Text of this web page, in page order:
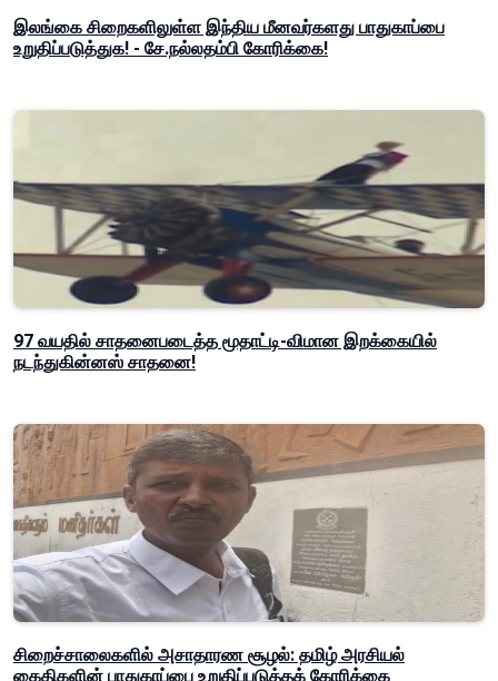
இலங்கை சிறைகளிலுள்ள இந்திய மீனவர்களது பாதுகாப்பை
உறுதிப்படுத்துக! - சே.நல்லதம்பி கோரிக்கை!
97 வயதில் சாதனைபடைத்த மூதாட்டி-விமான இறக்கையில்
நடந்துகின்னஸ் சாதனை!
சிறைச்சாலைகளில் அசாதாரண சூழல்: தமிழ் அரசியல்
கைதிகளின் பாதுகாப்பை உறுதிப்படுத்தக் கோரிக்கை